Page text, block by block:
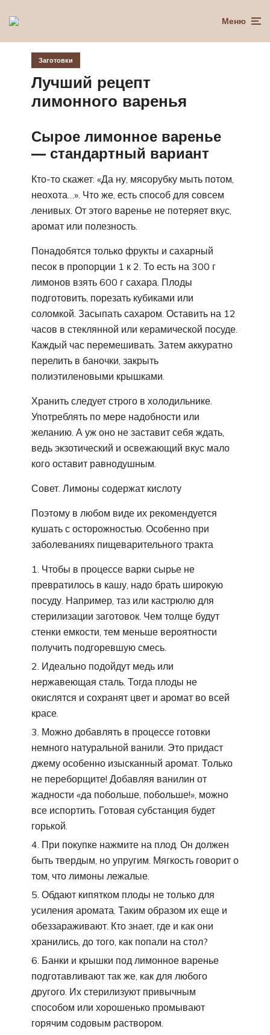
Меню
Заготовки
Лучший рецепт
лимонного варенья
Сырое лимонное варенье
— стандартный вариант
Кто-то скажет: «Да ну, мясорубку мыть потом,
неохота…». Что же, есть способ для совсем
ленивых. От этого варенье не потеряет вкус,
аромат или полезность.
Понадобятся только фрукты и сахарный
песок в пропорции 1 к 2. То есть на 300 г
лимонов взять 600 г сахара. Плоды
подготовить, порезать кубиками или
соломкой. Засыпать сахаром. Оставить на 12
часов в стеклянной или керамической посуде.
Каждый час перемешивать. Затем аккуратно
перелить в баночки, закрыть
полиэтиленовыми крышками.
Хранить следует строго в холодильнике.
Употреблять по мере надобности или
желанию. А уж оно не заставит себя ждать,
ведь экзотический и освежающий вкус мало
кого оставит равнодушным.
Совет. Лимоны содержат кислоту
Поэтому в любом виде их рекомендуется
кушать с осторожностью. Особенно при
заболеваниях пищеварительного тракта
Чтобы в процессе варки сырье не
превратилось в кашу, надо брать широкую
посуду. Например, таз или кастрюлю для
стерилизации заготовок. Чем толще будут
стенки емкости, тем меньше вероятности
получить подгоревшую смесь.
Идеально подойдут медь или
нержавеющая сталь. Тогда плоды не
окислятся и сохранят цвет и аромат во всей
красе.
Можно добавлять в процессе готовки
немного натуральной ванили. Это придаст
джему особенно изысканный аромат. Только
не переборщите! Добавляя ванилин от
жадности «да побольше, побольше!», можно
все испортить. Готовая субстанция будет
горькой.
При покупке нажмите на плод. Он должен
быть твердым, но упругим. Мягкость говорит о
том, что лимоны лежалые.
Обдают кипятком плоды не только для
усиления аромата. Таким образом их еще и
обеззараживают. Кто знает, где и как они
хранились, до того, как попали на стол?
Банки и крышки под лимонное варенье
подготавливают так же, как для любого
другого. Их стерилизуют привычным
способом или хорошенько промывают
горячим содовым раствором.